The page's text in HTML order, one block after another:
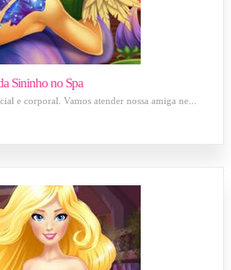
Sininho no Spa
e corporal. Vamos atender nossa amiga ne...